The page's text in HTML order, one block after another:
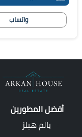
واتساب
أفضل المطورين
بالم هيلز